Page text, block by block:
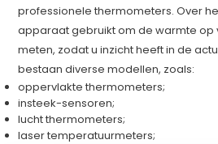
professionele thermometers. Over
apparaat gebruikt om de warmte op
meten, zodat u inzicht heeft in de
bestaan diverse modellen, zoals:
oppervlakte thermometers;
insteek-sensoren;
lucht thermometers;
laser temperatuurmeters;